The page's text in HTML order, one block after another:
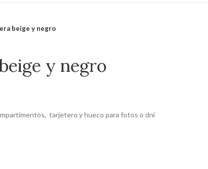
beige y negro
y negro
tarjetero y hueco para fotos o dni